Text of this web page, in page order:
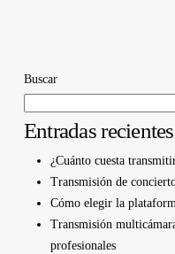
Buscar
Entradas recientes
¿Cuánto cuesta
Transmisión de
Cómo elegir la
Transmisión
profesionales